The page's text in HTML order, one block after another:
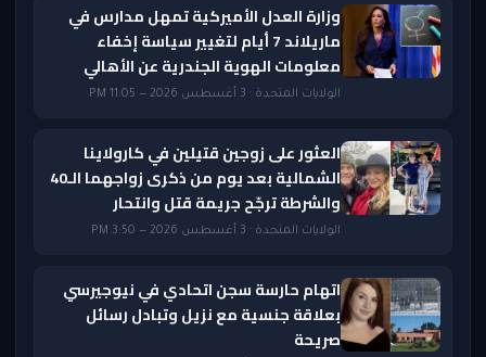
وزارة العدل الأميركية تمهل مدارس في
ماريلاند 7 أيام لتغيير سياسة إخفاء
معلومات الهوية الجندرية عن الأهالي
الولايات المتحدة · 3 أغسطس 2026 — 11:05 PM
العثور على زوجين قتيلين في كارولاينا
الشمالية بعد يوم من ذكرى زواجهما الـ40
والشرطة ترجّح جريمة قتل وانتحار
الولايات المتحدة · 3 أغسطس 2026 — 3:50 PM
اتهام حارسة سجن اتحادي في نيوجيرسي
بعلاقة جنسية مع نزيل وتبادل رسائل
صريحة